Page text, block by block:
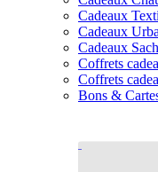
Cadeaux
Cadeaux
Cadeaux
Coffrets
Coffrets
Bons &